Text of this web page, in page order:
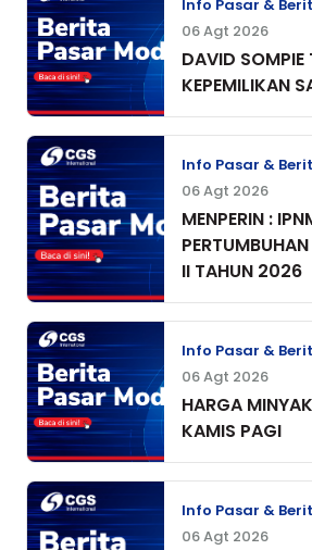
Info Pasar &
06 Agt 2026
DAVID SOMPIE
KEPEMILIKAN
Info Pasar &
06 Agt 2026
MENPERIN :
II TAHUN 2026
Info Pasar &
06 Agt 2026
HARGA
KAMIS PAGI
Info Pasar &
06 Agt 2026